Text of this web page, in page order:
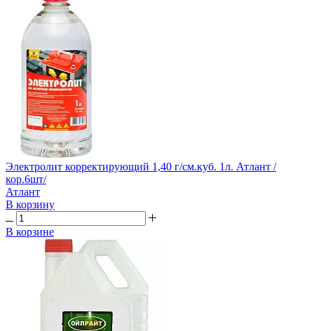
Электролит корректирующий 1,40 г/см.куб. 1л. Атлант /
кор.6шт/
Атлант
В корзину
В корзине